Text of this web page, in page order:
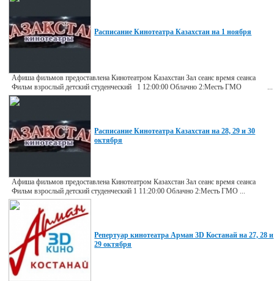
Расписание Кинотеатра Казахстан на 1 ноября
Афиша фильмов предоставлена Кинотеатром Казахстан Зал сеанс время сеанса
Фильм взрослый детский студенческий 1 12:00:00 Облачно 2:Месть ГМО ...
Расписание Кинотеатра Казахстан на 28, 29 и 30
октября
Афиша фильмов предоставлена Кинотеатром Казахстан Зал сеанс время сеанса
Фильм взрослый детский студенческий 1 11:20:00 Облачно 2:Месть ГМО ...
Репертуар кинотеатра Арман 3D Костанай на 27, 28 и
29 октября